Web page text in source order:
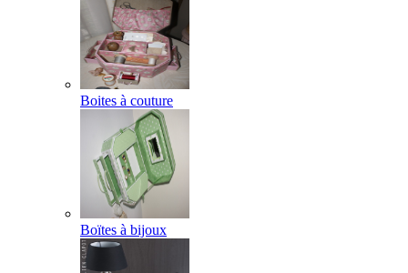
Boites à couture
Boïtes à bijoux